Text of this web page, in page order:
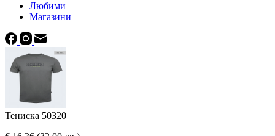
Любими
Магазини
Тениска 50320